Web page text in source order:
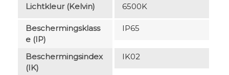
Lichtkleur (Kelvin) 6500K
Beschermingsklass
E (IP)
IP65
Beschermingsindex
(IK)
IK02